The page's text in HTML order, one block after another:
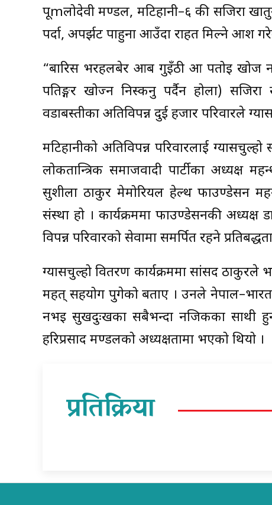
पूmलोदेवी मण्डल, मटिहानी–६ की सजिरा
पर्दा, अपर्झट पाहुना आउँदा राहत मिल्ने आश
“बारिस भरहलबेर आब गुइँठी आ पतोइ खोज
पतिङ्गर खोज्न निस्कनु पर्दैन होला)
वडाबस्तीका अतिविपन्न दुई हजार परिवारले
मटिहानीको अतिविपन्न परिवारलाई
लोकतान्त्रिक समाजवादी पार्टीका अध्यक्ष
सुशीला ठाकुर मेमोरियल हेल्थ फाउण्डेसन
संस्था हो । कार्यक्रममा फाउण्डेसनकी अध्यक्ष
विपन्न परिवारको सेवामा समर्पित रहने
ग्यासचुल्हो वितरण कार्यक्रममा सांसद ठाकुरले
महत् सहयोग पुगेको बताए । उनले नेपाल–भारत
नभइ सुखदुःखका सबैभन्दा नजिकका साथी हुन्
हरिप्रसाद मण्डलको अध्यक्षतामा भएको थियो ।
प्रतिक्रिया